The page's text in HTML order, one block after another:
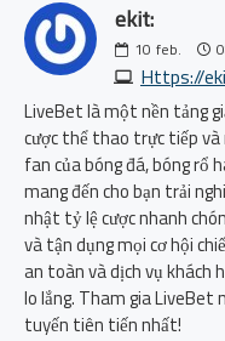
ekit:
10 feb.
Https://
LiveBet là một nền tảng
cược thể thao trực tiếp và
fan của bóng đá, bóng rổ
mang đến cho bạn trải
nhật tỷ lệ cược nhanh
và tận dụng mọi cơ hội
an toàn và dịch vụ khách
lo lắng. Tham gia LiveBet
tuyến tiên tiến nhất!